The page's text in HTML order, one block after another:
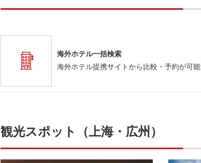
海外ホテル一括検索
海外ホテル提携サイトから比較・予約が可能
観光スポット（上海・広州）